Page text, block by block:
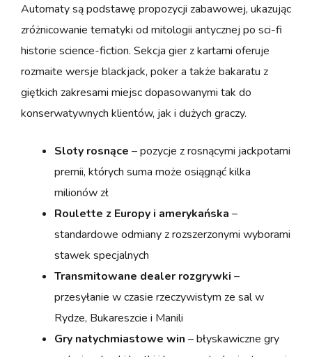
Automaty są podstawę propozycji zabawowej, ukazując
zróżnicowanie tematyki od mitologii antycznej po sci-fi
historie science-fiction. Sekcja gier z kartami oferuje
rozmaite wersje blackjack, poker a także bakaratu z
giętkich zakresami miejsc dopasowanymi tak do
konserwatywnych klientów, jak i dużych graczy.
Sloty rosnące – pozycje z rosnącymi jackpotami
premii, których suma może osiągnąć kilka
milionów zł
Roulette z Europy i amerykańska –
standardowe odmiany z rozszerzonymi wyborami
stawek specjalnych
Transmitowane dealer rozgrywki –
przesyłanie w czasie rzeczywistym ze sal w
Rydze, Bukareszcie i Manili
Gry natychmiastowe win – błyskawiczne gry